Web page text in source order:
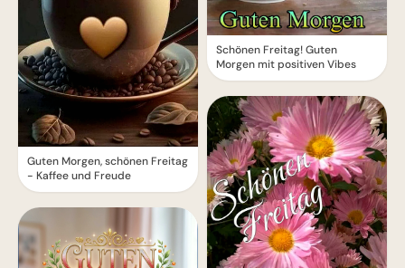
Guten Morgen, schönen Freitag
- Kaffee und Freude
Schönen Freitag! Guten
Morgen mit positiven Vibes